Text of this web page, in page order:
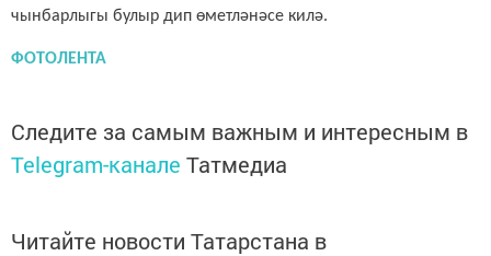
чынбарлыгы булыр дип өметләнәсе килә.
ФОТОЛЕНТА
Следите за самым важным и интересным в
Telegram-канале Татмедиа
Читайте новости Татарстана в